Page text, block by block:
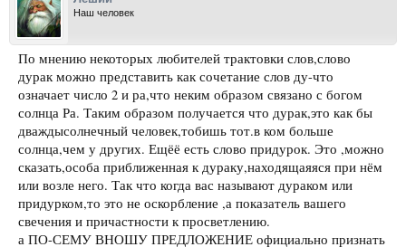
Наш человек
По мнению некоторых любителей трактовки слов,слово
дурак можно представить как сочетание слов ду-что
означает число 2 и ра,что неким образом связано с богом
солнца Ра. Таким образом получается что дурак,это как бы
дваждысолнечный человек,тобишь тот.в ком больше
солнца,чем у других. Ещёё есть слово придурок. Это ,можно
сказать,особа приближенная к дураку,находящаяяся при нём
или возле него. Так что когда вас называют дураком или
придурком,то это не оскорбление ,а показатель вашего
свечения и причастности к просветлению.
а ПО-СЕМУ ВНОШУ ПРЕДЛОЖЕНИЕ официально признать